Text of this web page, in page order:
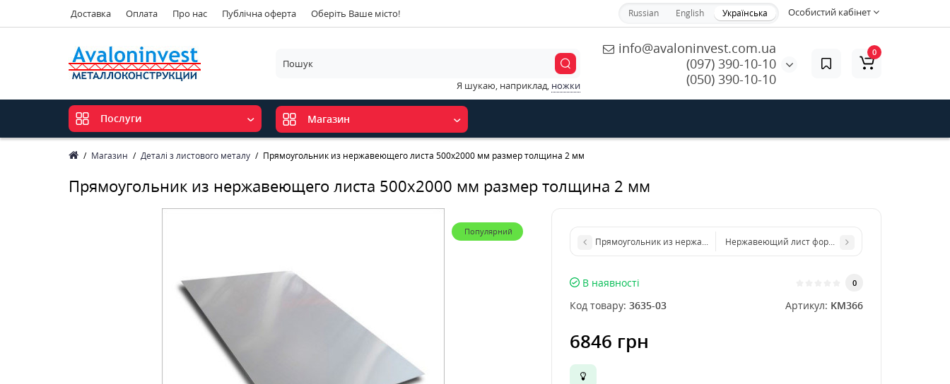
Доставка Оплата Про нас Публічна оферта Оберіть Ваше місто! Особистий кабінет
Russian English Українська
info@avaloninvest.com.ua
(097) 390-10-10
(050) 390-10-10
Я шукаю, наприклад, ножки
0
Послуги Магазин
Магазин Деталі з листового металу Прямоугольник из нержавеющего листа 500х2000 мм размер толщина 2 мм
Прямоугольник из нержавеющего листа 500х2000 мм размер толщина 2 мм
Популярний
Прямоугольник из нержавеющего листа 500х1000 мм размер толщина 2 мм
Нержавеющий лист формата бумаги А3 297 х 420
В наявності 0
Код товару: 3635-03 Артикул: KM366
6846 грн